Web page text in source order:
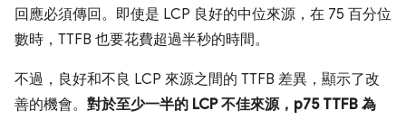
回應必須傳回。即使是 LCP 良好的中位來源，在 75 百分位
數時，TTFB 也要花費超過半秒的時間。
不過，良好和不良 LCP 來源之間的 TTFB 差異，顯示了改
善的機會。 對於至少一半的 LCP 不佳來源，p75 TTFB 為